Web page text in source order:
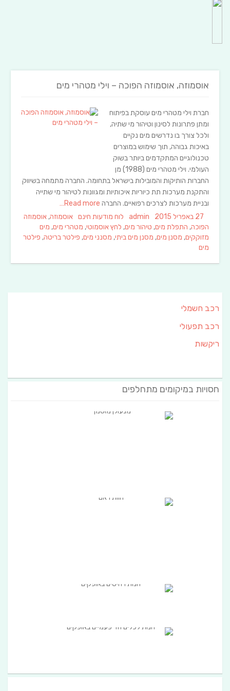
אוסמוזה, אוסמוזה הפוכה – וילי מטהרי מים
חברת וילי מטהרי מים עוסקת בפיתוח
ומתן פתרונות לסינון וטיהור מי שתיה,
ולכל צורך בו נדרשים מים נקיים
באיכות גבוהה, תוך שימוש במוצרים
טכנולוגיים המתקדמים ביותר בשוק
העולמי. וילי מטהרי מים (1988) מן
החברות הותיקות והמובילות בישראל בתחומה. החברה מתמחה בשיווק
והתקנת מערכות תת כיוריות איכותיות ומגוונות לטיהור מי שתייה
ובניית מערכות לצרכים רפואיים. החברה
Posted
on
27 באפריל 2015 Author
admin
Categories
לוח מודעות חינם Tags
אוסמוזה, אוסמוזה
הפוכה, התפלת מים, טיהור מים, לחץ אוסמוטי, מטהרי מים, מים
מזוקקים, מסנן מים, מסנן מים ביתי, מסנני מים, פילטר בריטה, פילטר
מים
רכב חשמלי
רכב תפעולי
ריקשות
חסויות במיקומים מתחלפים